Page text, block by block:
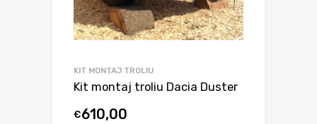
KIT MONTAJ TROLIU
Kit montaj troliu Dacia Duster
€610,00